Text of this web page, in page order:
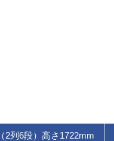
2列6段）高さ1722mm